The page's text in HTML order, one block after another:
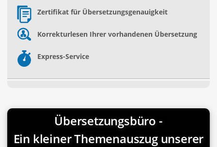
Zertifikat für Übersetzungsgenauigkeit
Korrekturlesen Ihrer vorhandenen Übersetzung
Express-Service
Übersetzungsbüro -
Ein kleiner Themenauszug unserer